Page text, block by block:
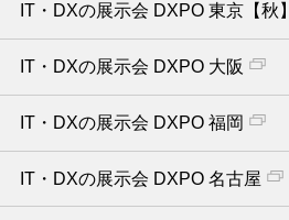
IT・DXの展示会 DXPO 東京【秋】
IT・DXの展示会 DXPO 大阪
IT・DXの展示会 DXPO 福岡
IT・DXの展示会 DXPO 名古屋